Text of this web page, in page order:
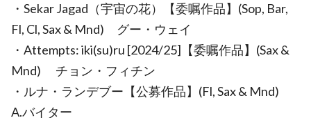
・Sekar Jagad（宇宙の花）【委嘱作品】(Sop, Bar,
Fl, Cl, Sax & Mnd) グー・ウェイ
・Attempts: iki(su)ru [2024/25]【委嘱作品】(Sax &
Mnd) チョン・フィチン
・ルナ・ランデブー【公募作品】(Fl, Sax & Mnd)
A.バイター